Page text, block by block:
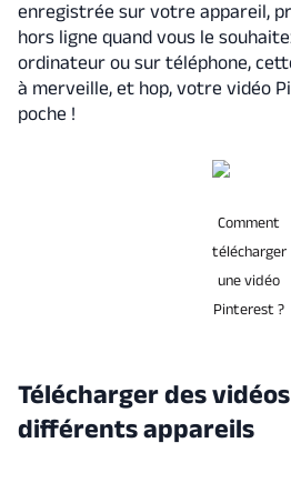
enregistrée sur votre appareil,
hors ligne quand vous le
ordinateur ou sur téléphone,
à merveille, et hop, votre vidéo
poche !
Comment
télécharger
une vidéo
Pinterest ?
Télécharger des
différents appareils